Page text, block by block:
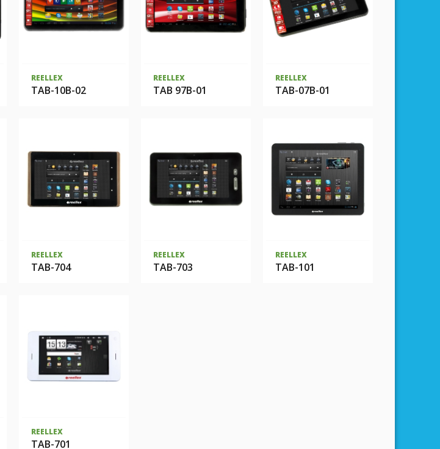
REELLEX
TAB-10B-02
REELLEX
ТАВ 97В-01
REELLEX
TAB-07В-01
REELLEX
TAB-704
REELLEX
TAB-703
REELLEX
TAB-101
REELLEX
TAB-701